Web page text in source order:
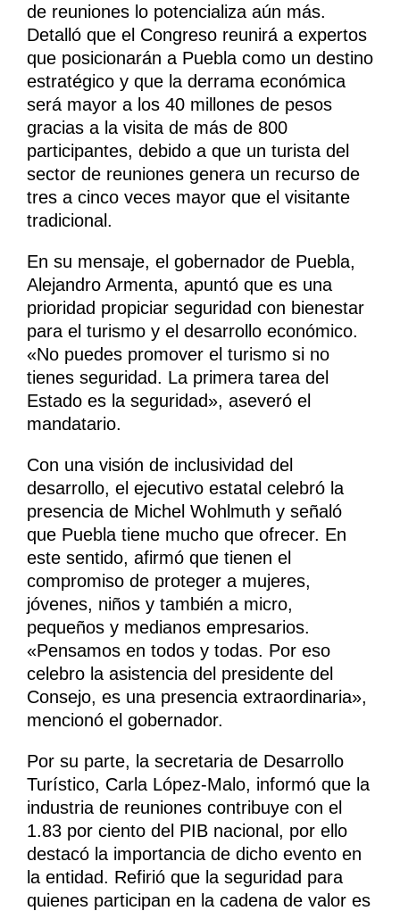
de reuniones lo potencializa aún más.
Detalló que el Congreso reunirá a expertos
que posicionarán a Puebla como un destino
estratégico y que la derrama económica
será mayor a los 40 millones de pesos
gracias a la visita de más de 800
participantes, debido a que un turista del
sector de reuniones genera un recurso de
tres a cinco veces mayor que el visitante
tradicional.
En su mensaje, el gobernador de Puebla,
Alejandro Armenta, apuntó que es una
prioridad propiciar seguridad con bienestar
para el turismo y el desarrollo económico.
«No puedes promover el turismo si no
tienes seguridad. La primera tarea del
Estado es la seguridad», aseveró el
mandatario.
Con una visión de inclusividad del
desarrollo, el ejecutivo estatal celebró la
presencia de Michel Wohlmuth y señaló
que Puebla tiene mucho que ofrecer. En
este sentido, afirmó que tienen el
compromiso de proteger a mujeres,
jóvenes, niños y también a micro,
pequeños y medianos empresarios.
«Pensamos en todos y todas. Por eso
celebro la asistencia del presidente del
Consejo, es una presencia extraordinaria»,
mencionó el gobernador.
Por su parte, la secretaria de Desarrollo
Turístico, Carla López-Malo, informó que la
industria de reuniones contribuye con el
1.83 por ciento del PIB nacional, por ello
destacó la importancia de dicho evento en
la entidad. Refirió que la seguridad para
quienes participan en la cadena de valor es